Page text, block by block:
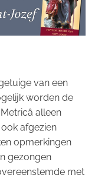
van een
worden de
alleen
afgezien
opmerkingen
gezongen
met